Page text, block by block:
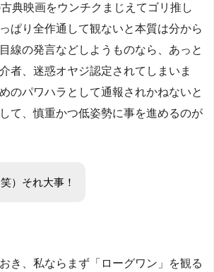
典映画をウンチクまじえてゴリ推し
ぱり全作通して観ないと本質は分から
線の発言などしようものなら、あっと
者、迷惑オヤジ認定されてしまいま
のパワハラとして通報されかねないと
て、慎重かつ低姿勢に事を進めるのが
笑）それ大事！
き、私ならまず「ローグワン」を観る